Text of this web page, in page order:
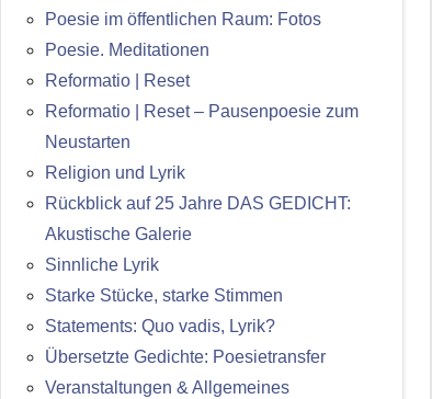
Poesie im öffentlichen Raum: Fotos
Poesie. Meditationen
Reformatio | Reset
Reformatio | Reset – Pausenpoesie zum
Neustarten
Religion und Lyrik
Rückblick auf 25 Jahre DAS GEDICHT:
Akustische Galerie
Sinnliche Lyrik
Starke Stücke, starke Stimmen
Statements: Quo vadis, Lyrik?
Übersetzte Gedichte: Poesietransfer
Veranstaltungen & Allgemeines